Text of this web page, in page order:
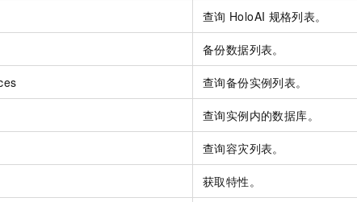
查询 HoloAI 规格列表。
备份数据列表。
查询备份实例列表。
查询实例内的数据库。
查询容灾列表。
获取特性。